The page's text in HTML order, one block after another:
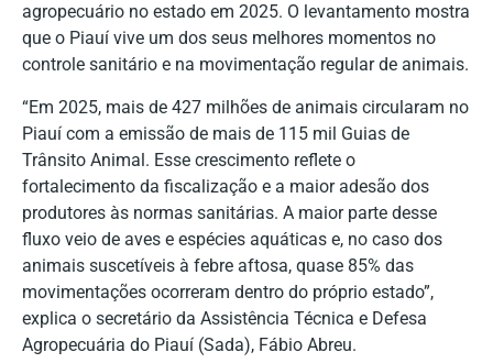
agropecuário no estado em 2025. O levantamento mostra
que o Piauí vive um dos seus melhores momentos no
controle sanitário e na movimentação regular de animais.
“Em 2025, mais de 427 milhões de animais circularam no
Piauí com a emissão de mais de 115 mil Guias de
Trânsito Animal. Esse crescimento reflete o
fortalecimento da fiscalização e a maior adesão dos
produtores às normas sanitárias. A maior parte desse
fluxo veio de aves e espécies aquáticas e, no caso dos
animais suscetíveis à febre aftosa, quase 85% das
movimentações ocorreram dentro do próprio estado”,
explica o secretário da Assistência Técnica e Defesa
Agropecuária do Piauí (Sada), Fábio Abreu.